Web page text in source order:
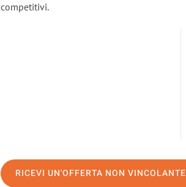
competitivi.
RICEVI UN'OFFERTA NON VINCOLANTE